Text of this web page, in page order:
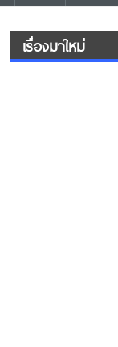
เรื่องมาใหม่